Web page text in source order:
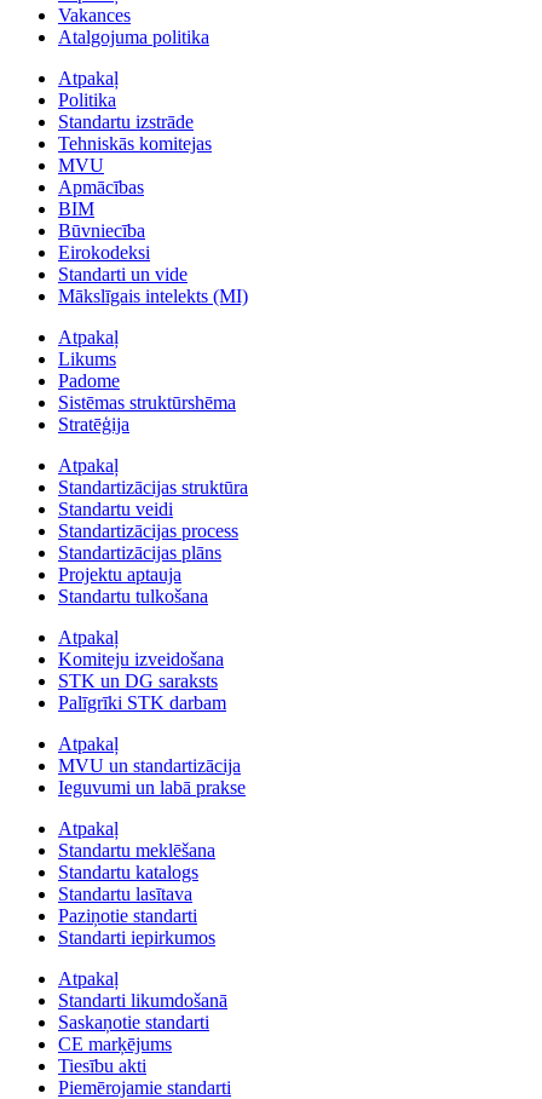
Vakances
Atalgojuma politika
Atpakaļ
Politika
Standartu izstrāde
Tehniskās komitejas
MVU
Apmācības
BIM
Būvniecība
Eirokodeksi
Standarti un vide
Mākslīgais intelekts (MI)
Atpakaļ
Likums
Padome
Sistēmas struktūrshēma
Stratēģija
Atpakaļ
Standartizācijas struktūra
Standartu veidi
Standartizācijas process
Standartizācijas plāns
Projektu aptauja
Standartu tulkošana
Atpakaļ
Komiteju izveidošana
STK un DG saraksts
Palīgrīki STK darbam
Atpakaļ
MVU un standartizācija
Ieguvumi un labā prakse
Atpakaļ
Standartu meklēšana
Standartu katalogs
Standartu lasītava
Paziņotie standarti
Standarti iepirkumos
Atpakaļ
Standarti likumdošanā
Saskaņotie standarti
CE marķējums
Tiesību akti
Piemērojamie standarti